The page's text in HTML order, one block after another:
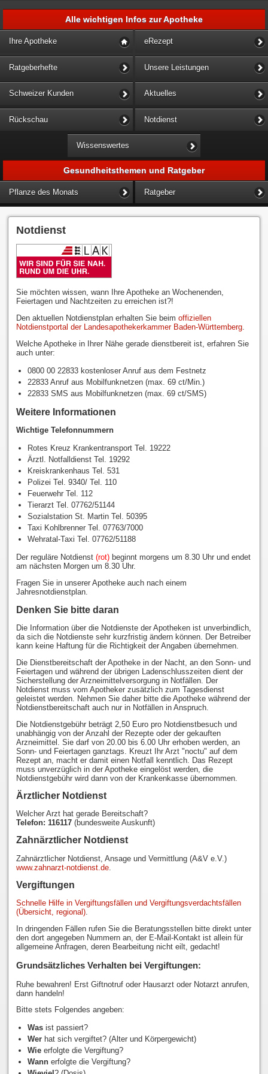
Alle wichtigen Infos zur Apotheke
Ihre Apotheke eRezept
Ratgeberhefte Unsere Leistungen
Schweizer Kunden Aktuelles
Rückschau Notdienst
Wissenswertes
Gesundheitsthemen und Ratgeber
Pflanze des Monats Ratgeber
Notdienst
Sie möchten wissen, wann Ihre Apotheke an Wochenenden,
Feiertagen und Nachtzeiten zu erreichen ist?!
Den aktuellen Notdienstplan erhalten Sie beim offiziellen
Notdienstportal der Landesapothekerkammer Baden-Württemberg.
Welche Apotheke in Ihrer Nähe gerade dienstbereit ist, erfahren Sie
auch unter:
0800 00 22833 kostenloser Anruf aus dem Festnetz
22833 Anruf aus Mobilfunknetzen (max. 69 ct/Min.)
22833 SMS aus Mobilfunknetzen (max. 69 ct/SMS)
Weitere Informationen
Wichtige Telefonnummern
Rotes Kreuz Krankentransport Tel. 19222
Ärztl. Notfalldienst Tel. 19292
Kreiskrankenhaus Tel. 531
Polizei Tel. 9340/ Tel. 110
Feuerwehr Tel. 112
Tierarzt Tel. 07762/51144
Sozialstation St. Martin Tel. 50395
Taxi Kohlbrenner Tel. 07763/7000
Wehratal-Taxi Tel. 07762/51188
Der reguläre Notdienst (rot)beginnt morgens um 8.30 Uhr und endet
am nächsten Morgen um 8.30 Uhr.
Fragen Sie in unserer Apotheke auch nach einem
Jahresnotdienstplan.
Denken Sie bitte daran
Die Information über die Notdienste der Apotheken ist unverbindlich,
da sich die Notdienste sehr kurzfristig ändern können. Der Betreiber
kann keine Haftung für die Richtigkeit der Angaben übernehmen.
Die Dienstbereitschaft der Apotheke in der Nacht, an den Sonn- und
Feiertagen und während der übrigen Ladenschlusszeiten dient der
Sicherstellung der Arzneimittelversorgung in Notfällen. Der
Notdienst muss vom Apotheker zusätzlich zum Tagesdienst
geleistet werden. Nehmen Sie daher bitte die Apotheke während der
Notdienstbereitschaft auch nur in Notfällen in Anspruch.
Die Notdienstgebühr beträgt 2,50 Euro pro Notdienstbesuch und
unabhängig von der Anzahl der Rezepte oder der gekauften
Arzneimittel. Sie darf von 20.00 bis 6.00 Uhr erhoben werden, an
Sonn- und Feiertagen ganztags. Kreuzt Ihr Arzt "noctu" auf dem
Rezept an, macht er damit einen Notfall kenntlich. Das Rezept
muss unverzüglich in der Apotheke eingelöst werden, die
Notdienstgebühr wird dann von der Krankenkasse übernommen.
Ärztlicher Notdienst
Welcher Arzt hat gerade Bereitschaft?
Telefon: 116117(bundesweite Auskunft)
Zahnärztlicher Notdienst
Zahnärztlicher Notdienst, Ansage und Vermittlung (A&V e.V.)
www.zahnarzt-notdienst.de.
Vergiftungen
Schnelle Hilfe in Vergiftungsfällen und Vergiftungsverdachtsfällen
(Übersicht, regional).
In dringenden Fällen rufen Sie die Beratungsstellen bitte direkt unter
den dort angegeben Nummern an, der E-Mail-Kontakt ist allein für
allgemeine Anfragen, deren Bearbeitung nicht eilt, gedacht!
Grundsätzliches Verhalten bei Vergiftungen:
Ruhe bewahren! Erst Giftnotruf oder Hausarzt oder Notarzt anrufen,
dann handeln!
Bitte stets Folgendes angeben:
Was ist passiert?
Wer hat sich vergiftet? (Alter und Körpergewicht)
Wie erfolgte die Vergiftung?
Wann erfolgte die Vergiftung?